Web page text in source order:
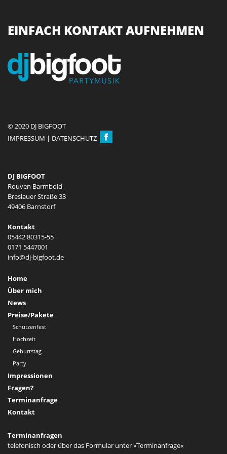
EINFACH KONTAKT AUFNEHMEN
© 2020 DJ BIGFOOT
IMPRESSUM | DATENSCHUTZ
DJ BIGFOOT
Rouven Barmbold
Breslauer Straße 33
49406 Barnstorf
Kontakt
05442 80315-55
0171 5447001
Home
Über mich
News
Preise/Pakete
Schützenfest
Hochzeit
Geburtstag
Party
Impressionen
Fragen?
Terminanfrage
Kontakt
Terminanfragen
telefonisch oder über das Formular unter»Terminanfrage«